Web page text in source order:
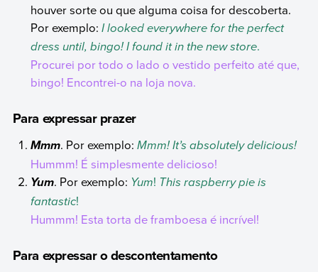
houver sorte ou que alguma coisa for descoberta.
Por exemplo:I looked everywhere for the perfect
dress until, bingo! I found it in the new store.
Procurei por todo o lado o vestido perfeito até que,
bingo! Encontrei-o na loja nova.
Para expressar prazer
Mmm. Por exemplo:Mmm! It’s absolutely delicious!
Hummm! É simplesmente delicioso!
Yum. Por exemplo: Yum! This raspberry pie is
fantastic!
Hummm! Esta torta de framboesa é incrível!
Para expressar o descontentamento